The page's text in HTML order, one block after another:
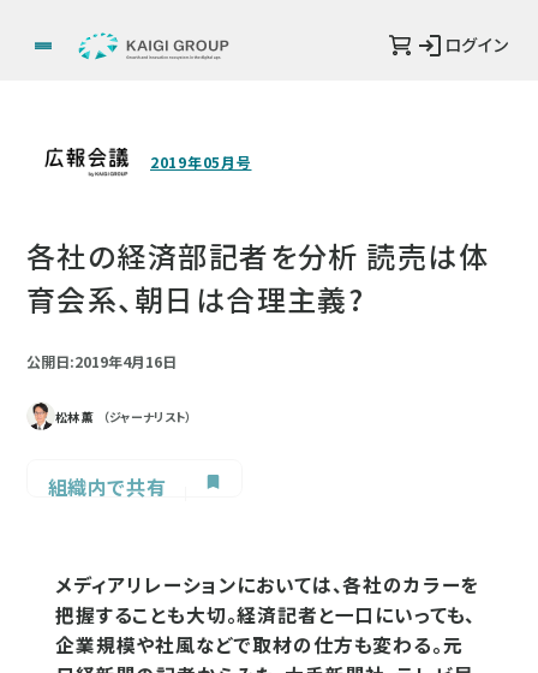
ログイン
2019年05月号
各社の経済部記者を分析 読売は体
育会系、朝日は合理主義?
公開日:2019年4月16日
松林 薫 （ジャーナリスト）
組織内で共有
メディアリレーションにおいては、各社のカラーを
把握することも大切。経済記者と一口にいっても、
企業規模や社風などで取材の仕方も変わる。元